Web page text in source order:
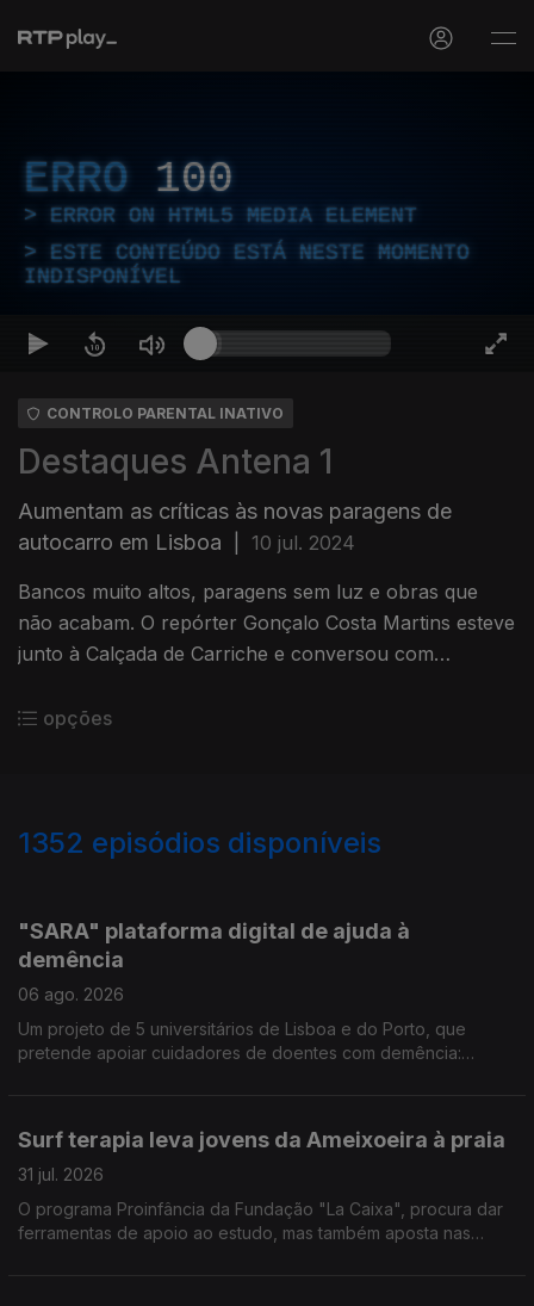
ERRO 100
ERROR ON HTML5 MEDIA ELEMENT
ESTE CONTEÚDO ESTÁ NESTE MOMENTO
INDISPONÍVEL
CONTROLO PARENTAL INATIVO
Destaques Antena 1
Aumentam as críticas às novas paragens de
autocarro em Lisboa
10 jul. 2024
Bancos muito altos, paragens sem luz e obras que
não acabam. O repórter Gonçalo Costa Martins esteve
junto à Calçada de Carriche e conversou com
Rosália Guerreiro.
opções
1352 episódios disponíveis
"SARA" plataforma digital de ajuda à
demência
06 ago. 2026
Um projeto de 5 universitários de Lisboa e do Porto, que
pretende apoiar cuidadores de doentes com demência:
Surf terapia leva jovens da Ameixoeira à praia
31 jul. 2026
O programa Proinfância da Fundação "La Caixa", procura dar
ferramentas de apoio ao estudo, mas também aposta nas